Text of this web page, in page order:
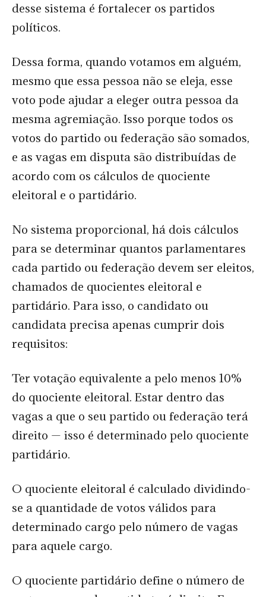
desse sistema é fortalecer os partidos
políticos.
Dessa forma, quando votamos em alguém,
mesmo que essa pessoa não se eleja, esse
voto pode ajudar a eleger outra pessoa da
mesma agremiação. Isso porque todos os
votos do partido ou federação são somados,
e as vagas em disputa são distribuídas de
acordo com os cálculos de quociente
eleitoral e o partidário.
No sistema proporcional, há dois cálculos
para se determinar quantos parlamentares
cada partido ou federação devem ser eleitos,
chamados de quocientes eleitoral e
partidário. Para isso, o candidato ou
candidata precisa apenas cumprir dois
requisitos:
Ter votação equivalente a pelo menos 10%
do quociente eleitoral. Estar dentro das
vagas a que o seu partido ou federação terá
direito — isso é determinado pelo quociente
partidário.
O quociente eleitoral é calculado dividindo-
se a quantidade de votos válidos para
determinado cargo pelo número de vagas
para aquele cargo.
O quociente partidário define o número de